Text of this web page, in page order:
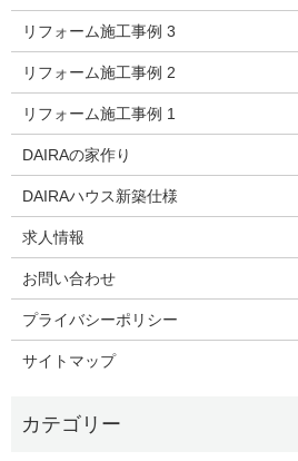
リフォーム施工事例 3
リフォーム施工事例 2
リフォーム施工事例 1
DAIRAの家作り
DAIRAハウス新築仕様
求人情報
お問い合わせ
プライバシーポリシー
サイトマップ